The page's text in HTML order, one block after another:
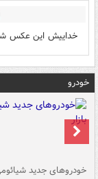
خداییش این عکس
خودرو
خودروهای جدید شیائومی